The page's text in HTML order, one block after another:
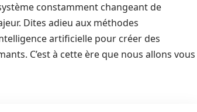
constamment changeant de
Dites adieu aux méthodes
artificielle pour créer des
C’est à cette ère que nous allons vous